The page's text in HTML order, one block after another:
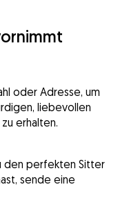
oder Adresse, um
liebevollen
erhalten.
den perfekten Sitter
sende eine